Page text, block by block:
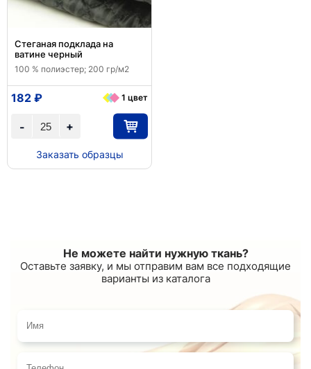
Стеганая подклада на
ватине черный
100 % полиэстер; 200 гр/м2
+
-
182 ₽ 1 цвет
Заказать образцы
Не можете найти нужную ткань?
Оставьте заявку, и мы отправим вам все подходящие
варианты из каталога
Имя